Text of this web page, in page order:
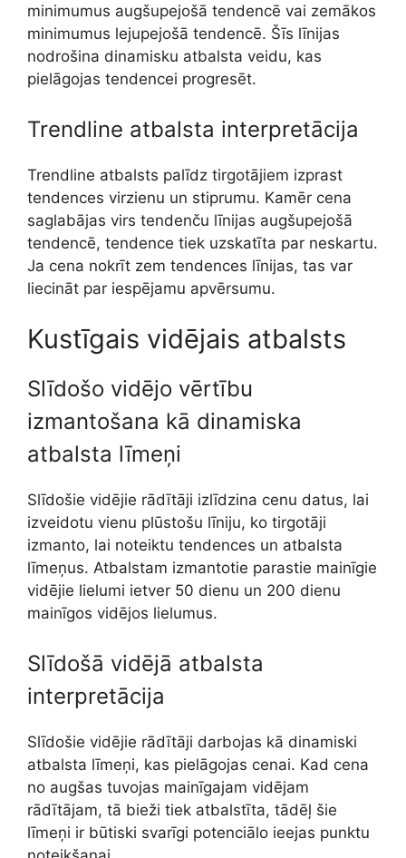
minimumus augšupejošā tendencē vai zemākos
minimumus lejupejošā tendencē. Šīs līnijas
nodrošina dinamisku atbalsta veidu, kas
pielāgojas tendencei progresēt.
Trendline atbalsta interpretācija
Trendline atbalsts palīdz tirgotājiem izprast
tendences virzienu un stiprumu. Kamēr cena
saglabājas virs tendenču līnijas augšupejošā
tendencē, tendence tiek uzskatīta par neskartu.
Ja cena nokrīt zem tendences līnijas, tas var
liecināt par iespējamu apvērsumu.
Kustīgais vidējais atbalsts
Slīdošo vidējo vērtību
izmantošana kā dinamiska
atbalsta līmeņi
Slīdošie vidējie rādītāji izlīdzina cenu datus, lai
izveidotu vienu plūstošu līniju, ko tirgotāji
izmanto, lai noteiktu tendences un atbalsta
līmeņus. Atbalstam izmantotie parastie mainīgie
vidējie lielumi ietver 50 dienu un 200 dienu
mainīgos vidējos lielumus.
Slīdošā vidējā atbalsta
interpretācija
Slīdošie vidējie rādītāji darbojas kā dinamiski
atbalsta līmeņi, kas pielāgojas cenai. Kad cena
no augšas tuvojas mainīgajam vidējam
rādītājam, tā bieži tiek atbalstīta, tādēļ šie
līmeņi ir būtiski svarīgi potenciālo ieejas punktu